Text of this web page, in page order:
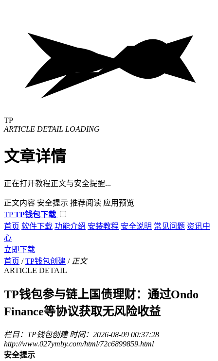
TP
ARTICLE DETAIL LOADING
文章详情
正在打开教程正文与安全提醒...
正文内容 安全提示 推荐阅读 应用预览
TP TP钱包下载
首页 软件下载 功能介绍 安装教程 安全说明 常见问题 资讯中
心
立即下载
首页 / TP钱包创建 / 正文
ARTICLE DETAIL
TP钱包参与链上国债理财：通过Ondo
Finance等协议获取无风险收益
栏目：TP钱包创建 时间：2026-08-09 00:37:28
http://www.027ymby.com/html/72c6899859.html
安全提示